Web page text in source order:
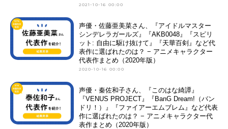
2021-10-16 00:00
声優・佐藤亜美菜さん、『アイドルマスター
シンデレラガールズ』『AKB0048』『スピリ
ット: 自由に駆け抜けて』『天華百剣』など代
表作に選ばれたのは？ − アニメキャラクター
代表作まとめ（2020年版）
2020-10-16 00:00
声優・秦佐和子さん、『このはな綺譚』
『VENUS PROJECT』『BanG Dream!（バン
ドリ！）』『ファイアーエムブレム』など代表
作に選ばれたのは？ − アニメキャラクター代
表作まとめ（2020年版）